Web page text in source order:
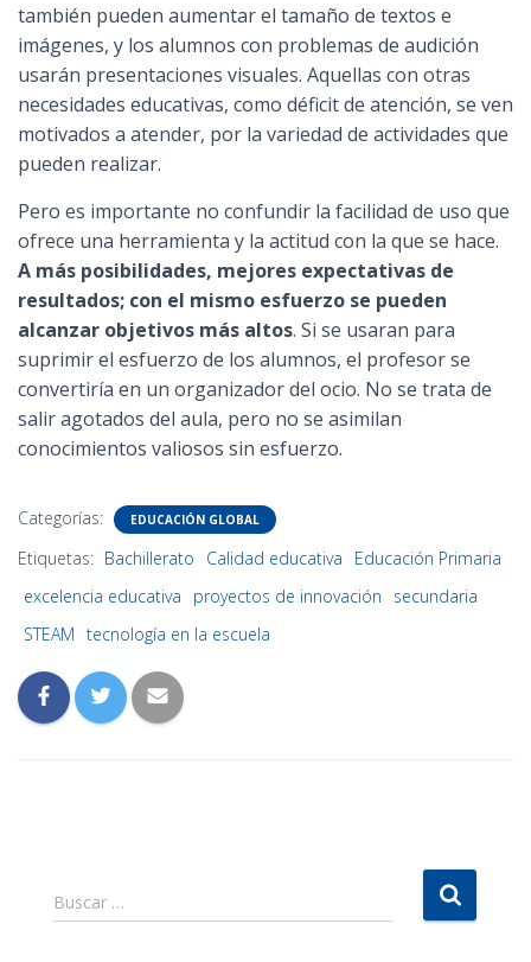
también pueden aumentar el tamaño de textos e
imágenes, y los alumnos con problemas de audición
usarán presentaciones visuales. Aquellas con otras
necesidades educativas, como déficit de atención, se ven
motivados a atender, por la variedad de actividades que
pueden realizar.
Pero es importante no confundir la facilidad de uso que
ofrece una herramienta y la actitud con la que se hace.
A más posibilidades, mejores expectativas de
resultados; con el mismo esfuerzo se pueden
alcanzar objetivos más altos. Si se usaran para
suprimir el esfuerzo de los alumnos, el profesor se
convertiría en un organizador del ocio. No se trata de
salir agotados del aula, pero no se asimilan
conocimientos valiosos sin esfuerzo.
Categorías: EDUCACIÓN GLOBAL
Etiquetas: Bachillerato Calidad educativa
Educación Primaria
excelencia educativa
proyectos de innovación
secundaria
STEAM tecnología en la escuela
B
u
Buscar …